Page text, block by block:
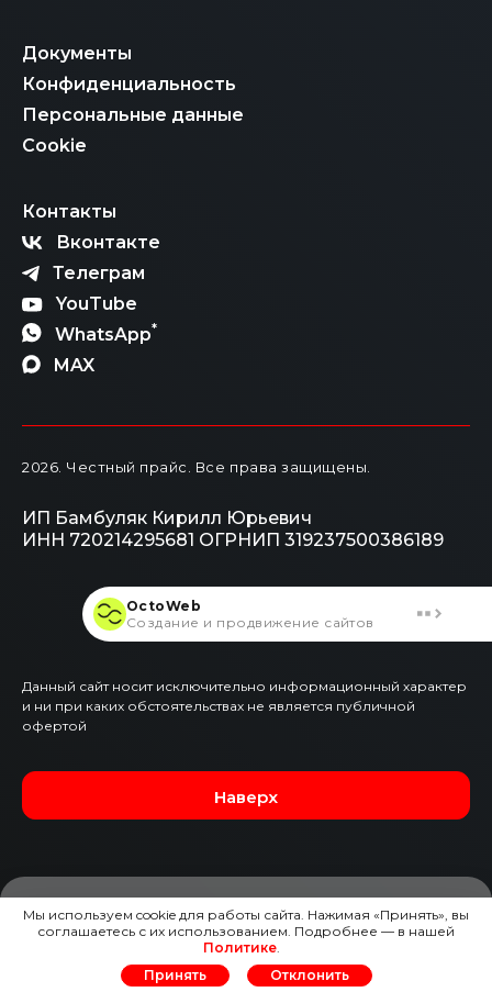
Документы
Конфиденциальность
Персональные данные
Cookie
Контакты
Вконтакте
Телеграм
YouTube
WhatsApp*
MAX
2026 . Честный прайс. Все права защищены.
ИП Бамбуляк Кирилл Юрьевич
ИНН 720214295681 ОГРНИП 319237500386189
Данный сайт носит исключительно информационный характер
и ни при каких обстоятельствах не является публичной
офертой
Наверх
OctoWeb
Создание и продвижение сайтов
Мы используем cookie для работы сайта. Нажимая «Принять», вы
соглашаетесь с их использованием. Подробнее — в нашей
Политике.
Принять
Отклонить
ЗАЯВКА НА ЭТОТ АВТО